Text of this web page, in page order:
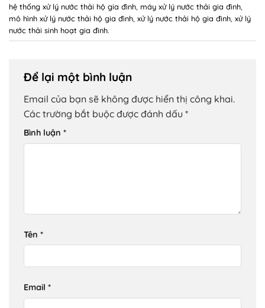
hệ thống xử lý nước thải hộ gia đình máy xử lý nước thải gia đình
mô hình xử lý nước thải hộ gia đình xử lý nước thải hộ gia đình xử lý
nước thải sinh hoạt gia đình.
Để lại một bình luận
Email của bạn sẽ không được hiển thị công khai.
Các trường bắt buộc được đánh dấu *
Bình luận *
Tên *
Email *